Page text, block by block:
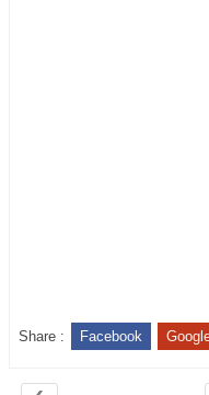
Share : Facebook